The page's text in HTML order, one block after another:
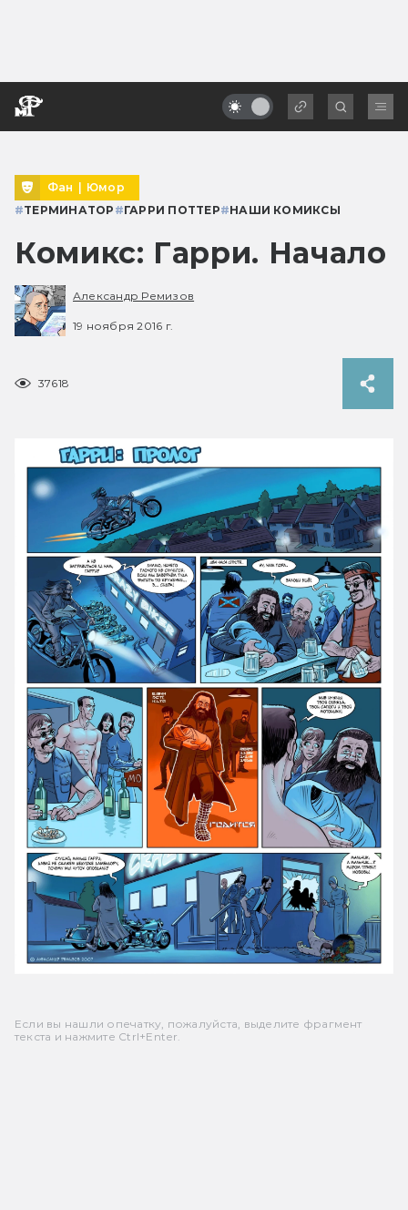
Фан | Юмор
#ТЕРМИНАТОР #ГАРРИ ПОТТЕР#НАШИ КОМИКСЫ
Комикс: Гарри. Начало
Александр Ремизов
19 ноября 2016 г.
37618
Если вы нашли опечатку, пожалуйста, выделите фрагмент
текста и нажмите Ctrl+Enter.